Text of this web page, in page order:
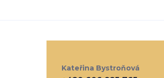
Kateřina Bystroňová